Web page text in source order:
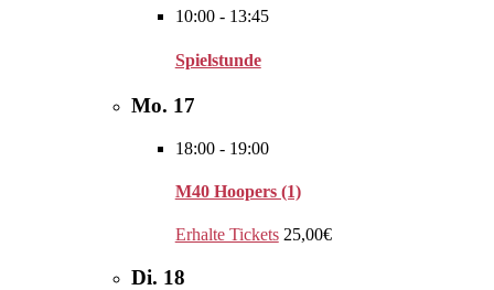
10:00- 13:45
Spielstunde
Mo. 17
18:00- 19:00
M40 Hoopers (1)
Erhalte Tickets 25,00€
Di. 18